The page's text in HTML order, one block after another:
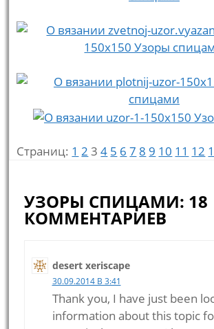
Страниц: 1 2 3 4 5 6 7 8 9 10 11 12
УЗОРЫ СПИЦАМИ: 18
КОММЕНТАРИЕВ
desert xeriscape
30.09.2014 В 3:41
Thank you, I have just been
information about this topic